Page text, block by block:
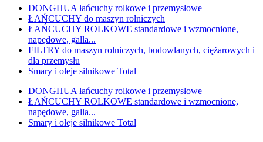
DONGHUA łańcuchy rolkowe i przemysłowe
ŁAŃCUCHY do maszyn rolniczych
ŁAŃCUCHY ROLKOWE standardowe i wzmocnione,
napędowe, galla...
FILTRY do maszyn rolniczych, budowlanych, ciężarowych i
dla przemysłu
Smary i oleje silnikowe Total
DONGHUA łańcuchy rolkowe i przemysłowe
ŁAŃCUCHY ROLKOWE standardowe i wzmocnione,
napędowe, galla...
Smary i oleje silnikowe Total